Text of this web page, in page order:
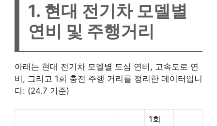
1. 현대 전기차 모델별
연비 및 주행거리
아래는 현대 전기차 모델별 도심 연비, 고속도로 연
비, 그리고 1회 충전 주행 거리를 정리한 데이터입니
다: (24.7 기준)
1회